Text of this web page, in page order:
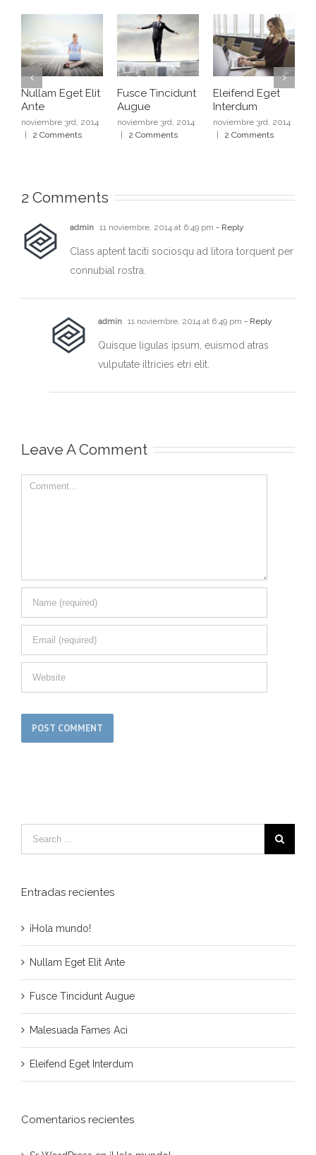
Nullam Eget Elit
Ante
noviembre 3rd, 2014
2 Comments
Fusce Tincidunt
Augue
noviembre 3rd, 2014
2 Comments
Eleifend Eget
Interdum
noviembre 3rd, 2014
2 Comments
2 Comments
admin 11 noviembre, 2014 at 6:49 pm - Reply
Class aptent taciti sociosqu ad litora torquent per
connubial rostra.
admin 11 noviembre, 2014 at 6:49 pm - Reply
Quisque ligulas ipsum, euismod atras
vulputate iltricies etri elit.
Leave A Comment
Comment
Entradas recientes
¡Hola mundo!
Nullam Eget Elit Ante
Fusce Tincidunt Augue
Malesuada Fames Aci
Eleifend Eget Interdum
Comentarios recientes